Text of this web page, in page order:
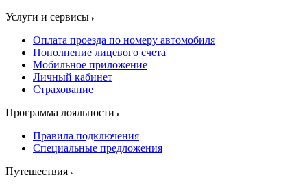
Услуги и сервисы
Оплата проезда по номеру автомобиля
Пополнение лицевого счета
Мобильное приложение
Личный кабинет
Страхование
Программа лояльности
Правила подключения
Специальные предложения
Путешествия